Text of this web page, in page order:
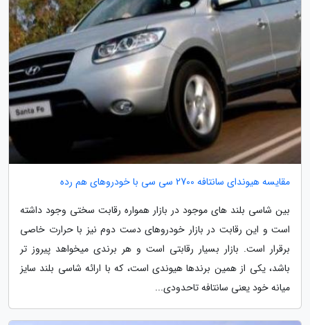
مقایسه هیوندای سانتافه 2700 سی سی با خودروهای هم رده
بین شاسی بلند های موجود در بازار همواره رقابت سختی وجود داشته
است و این رقابت در بازار خودروهای دست دوم نیز با حرارت خاصی
برقرار است. بازار بسیار رقابتی است و هر برندی میخواهد پیروز تر
باشد، یکی از همین برندها هیوندی است، که با ارائه شاسی بلند سایز
میانه خود یعنی سانتافه تاحدودی...